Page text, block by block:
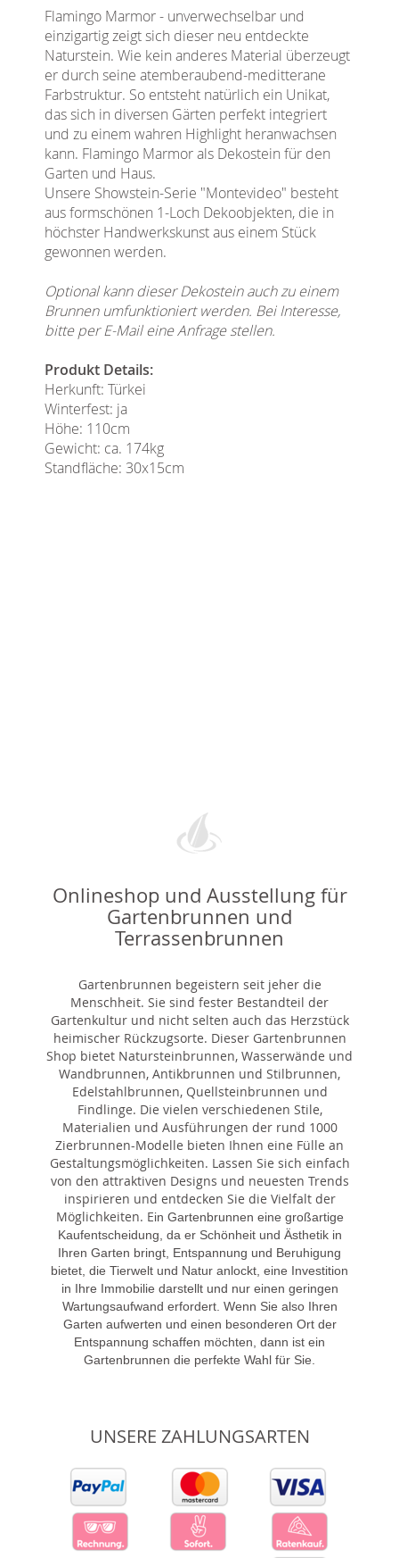
Flamingo Marmor - unverwechselbar und
einzigartig zeigt sich dieser neu entdeckte
Naturstein. Wie kein anderes Material überzeugt
er durch seine atemberaubend-meditterane
Farbstruktur. So entsteht natürlich ein Unikat,
das sich in diversen Gärten perfekt integriert
und zu einem wahren Highlight heranwachsen
kann. Flamingo Marmor als Dekostein für den
Garten und Haus.
Unsere Showstein-Serie "Montevideo" besteht
aus formschönen 1-Loch Dekoobjekten, die in
höchster Handwerkskunst aus einem Stück
gewonnen werden.
Optional kann dieser Dekostein auch zu einem
Brunnen umfunktioniert werden. Bei Interesse,
bitte per E-Mail eine Anfrage stellen.
Produkt Details:
Herkunft: Türkei
Winterfest: ja
Höhe: 110cm
Gewicht: ca. 174kg
Standfläche: 30x15cm
Onlineshop und Ausstellung für
Gartenbrunnen und
Terrassenbrunnen
Gartenbrunnen begeistern seit jeher die
Menschheit. Sie sind fester Bestandteil der
Gartenkultur und nicht selten auch das Herzstück
heimischer Rückzugsorte. Dieser Gartenbrunnen
Shop bietet Natursteinbrunnen, Wasserwände und
Wandbrunnen, Antikbrunnen und Stilbrunnen,
Edelstahlbrunnen, Quellsteinbrunnen und
Findlinge. Die vielen verschiedenen Stile,
Materialien und Ausführungen der rund 1000
Zierbrunnen-Modelle bieten Ihnen eine Fülle an
Gestaltungsmöglichkeiten. Lassen Sie sich einfach
von den attraktiven Designs und neuesten Trends
inspirieren und entdecken Sie die Vielfalt der
Möglichkeiten. Ein Gartenbrunnen eine großartige
Kaufentscheidung, da er Schönheit und Ästhetik in
Ihren Garten bringt, Entspannung und Beruhigung
bietet, die Tierwelt und Natur anlockt, eine Investition
in Ihre Immobilie darstellt und nur einen geringen
Wartungsaufwand erfordert. Wenn Sie also Ihren
Garten aufwerten und einen besonderen Ort der
Entspannung schaffen möchten, dann ist ein
Gartenbrunnen die perfekte Wahl für Sie.
UNSERE ZAHLUNGSARTEN